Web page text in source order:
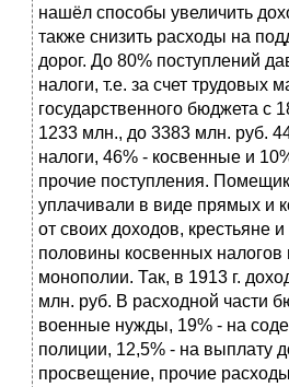
нашёл способы увеличить
также снизить расходы на
дорог. До 80% поступлений
налоги, т.е. за счет трудовых
государственного бюджета с
1233 млн., до 3383 млн. руб.
налоги, 46% - косвенные и
прочие поступления.
уплачивали в виде прямых и
от своих доходов, крестьяне
половины косвенных налогов
монополии. Так, в 1913 г.
млн. руб. В расходной части
военные нужды, 19% - на
полиции, 12,5% - на выплату
просвещение, прочие